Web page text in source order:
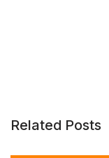
Related Posts